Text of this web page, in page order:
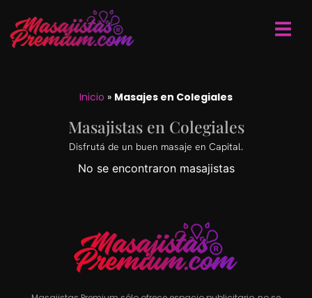
Inicio » Masajes en Colegiales
Masajistas en Colegiales
Disfrutá de un buen masaje en Capital.
No se encontraron masajistas